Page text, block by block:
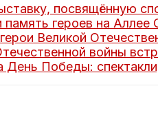
посвящённую
героев на Аллее
Великой
войны
День Победы: